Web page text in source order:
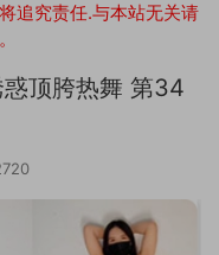
追究责任.与本站无关请
顶胯热舞 第34